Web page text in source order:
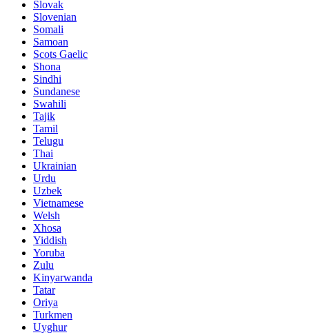
Slovak
Slovenian
Somali
Samoan
Scots Gaelic
Shona
Sindhi
Sundanese
Swahili
Tajik
Tamil
Telugu
Thai
Ukrainian
Urdu
Uzbek
Vietnamese
Welsh
Xhosa
Yiddish
Yoruba
Zulu
Kinyarwanda
Tatar
Oriya
Turkmen
Uyghur